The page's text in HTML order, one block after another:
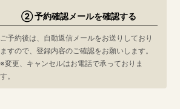
② 予約確認メールを確認する
ご予約後は、自動返信メールをお送りしており
ますので、登録内容のご確認をお願いします。
※変更、キャンセルはお電話で承っておりま
す。